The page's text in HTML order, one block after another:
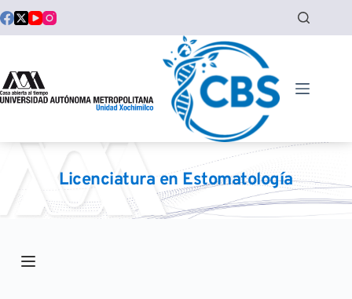
al
contenido
Licenciatura en Estomatología